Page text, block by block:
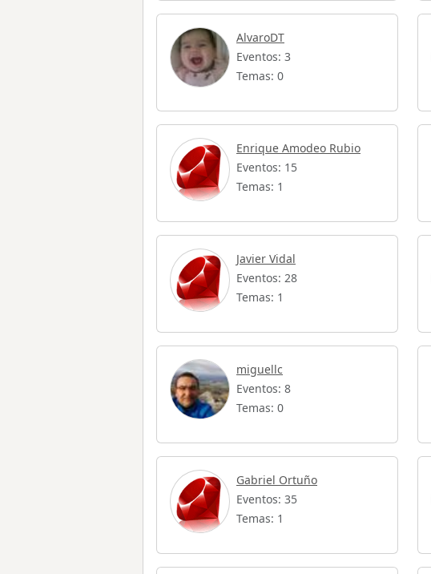
AlvaroDT
Eventos: 3
Temas: 0
Enrique Amodeo Rubio
Eventos: 15
Temas: 1
Javier Vidal
Eventos: 28
Temas: 1
miguellc
Eventos: 8
Temas: 0
Gabriel Ortuño
Eventos: 35
Temas: 1